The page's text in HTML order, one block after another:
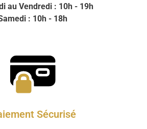
au Vendredi : 10h - 19h
: 10h - 18h
Sécurisé